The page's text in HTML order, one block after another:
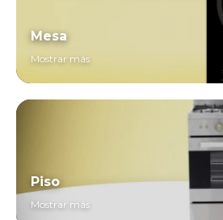
Mesa
Mostrar más
Piso
Mostrar más